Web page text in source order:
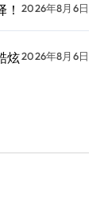
2026年8月6日
炫2026年8月6日